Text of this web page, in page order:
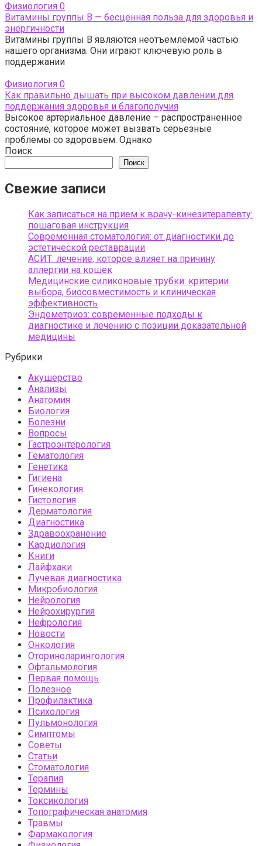
Физиология 0
Витамины группы B — бесценная польза для здоровья и
энергичности
Витамины группы В являются неотъемлемой частью
нашего организма. Они играют ключевую роль в
поддержании
Физиология 0
Как правильно дышать при высоком давлении для
поддержания здоровья и благополучия
Высокое артериальное давление – распространенное
состояние, которое может вызвать серьезные
проблемы со здоровьем. Однако
Поиск
Поиск
Свежие записи
Как записаться на прием к врачу-кинезитерапевту:
пошаговая инструкция
Современная стоматология: от диагностики до
эстетической реставрации
АСИТ: лечение, которое влияет на причину
аллергии на кошек
Медицинские силиконовые трубки: критерии
выбора, биосовместимость и клиническая
эффективность
Эндометриоз: современные подходы к
диагностике и лечению с позиции доказательной
медицины
Рубрики
Акушерство
Анализы
Анатомия
Биология
Болезни
Вопросы
Гастроэнтерология
Гематология
Генетика
Гигиена
Гинекология
Гистология
Дерматология
Диагностика
Здравоохранение
Кардиология
Книги
Лайфхаки
Лучевая диагностика
Микробиология
Нейрология
Нейрохирургия
Нефрология
Новости
Онкология
Оториноларингология
Офтальмология
Первая помощь
Полезное
Профилактика
Психология
Пульмонология
Симптомы
Советы
Статьи
Стоматология
Терапия
Термины
Токсикология
Топографическая анатомия
Травмы
Фармакология